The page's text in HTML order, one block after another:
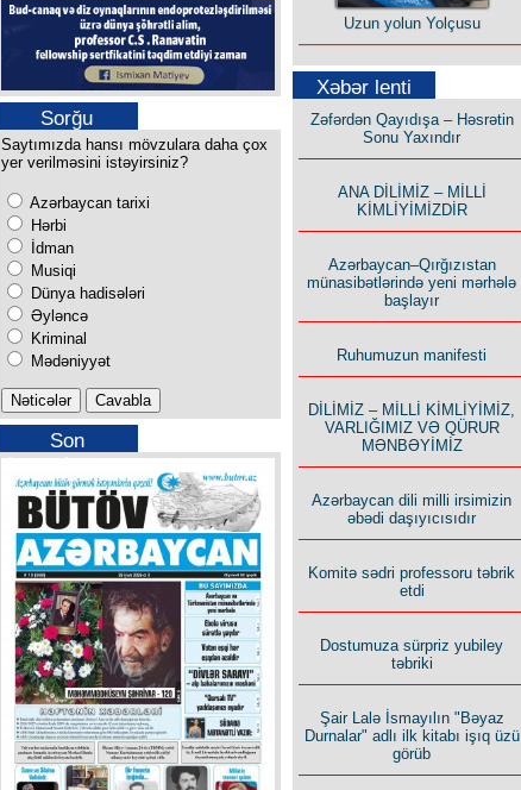
Sorğu
Saytımızda hansı mövzulara daha çox
yer verilməsini istəyirsiniz?
Azərbaycan tarixi
Hərbi
İdman
Musiqi
Dünya hadisələri
Əyləncə
Kriminal
Mədəniyyət
Son
buraxılışımız
Uzun yolun Yolçusu
Rusiyanın süqutunu qaçılmaz
edən beş şərt
Xəbər lenti
Zəfərdən Qayıdışa – Həsrətin
Sonu Yaxındır
ANA DİLİMİZ – MİLLİ
KİMLİYİMİZDİR
Azərbaycan–Qırğızıstan
münasibətlərində yeni mərhələ
başlayır
Ruhumuzun manifesti
DİLİMİZ – MİLLİ KİMLİYİMİZ,
VARLIĞIMIZ VƏ QÜRUR
MƏNBƏYİMİZ
Azərbaycan dili milli irsimizin
əbədi daşıyıcısıdır
Komitə sədri professoru təbrik
etdi
Dostumuza sürpriz yubiley
təbriki
Şair Lalə İsmayılın "Bəyaz
Durnalar" adlı ilk kitabı işıq üzü
görüb